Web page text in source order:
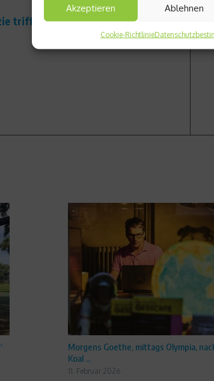
Akzeptieren Ablehnen
Cookie-Richtlinie
trifft Muskel
Morgens Goethe, mittags Olympia,
Koal ...
11. Februar 2026